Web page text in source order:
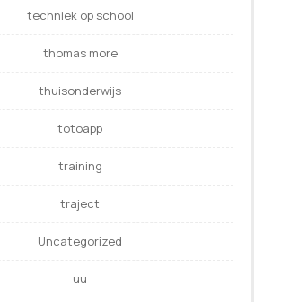
techniek op school
thomas more
thuisonderwijs
totoapp
training
traject
Uncategorized
uu